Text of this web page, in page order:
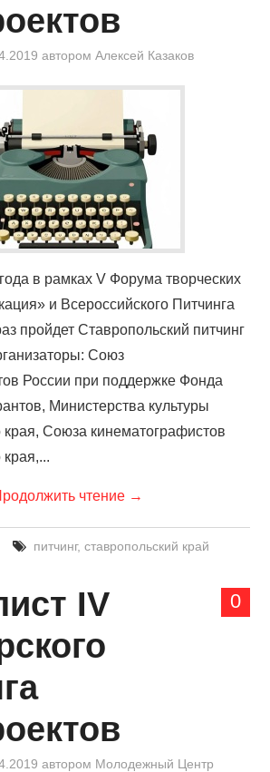
авторомАлексей Казаков
в рамках V Форума творческих
и Всероссийского Питчинга
пройдет Ставропольский питчинг
Союз
России при поддержке Фонда
Министерства культуры
края, Союза кинематографистов
чтение →
питчинг, ставропольский край
0
IV
автором Mолодежный Центр